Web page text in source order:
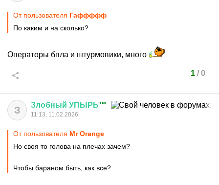
От пользователя Гаффффф
По каким и на сколько?
Операторы бпла и штурмовики, много
1/ 0
З Злобный УПЫРЬ™
11:13, 11.02.2026
От пользователя Мr Orange
Но своя то голова на плечах зачем?
Чтобы бараном быть, как все?